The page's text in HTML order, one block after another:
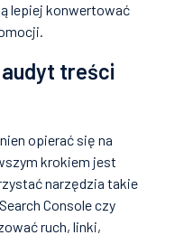
lepiej konwertować
treści
opierać się na
krokiem jest
narzędzia takie
Console czy
ruch, linki,